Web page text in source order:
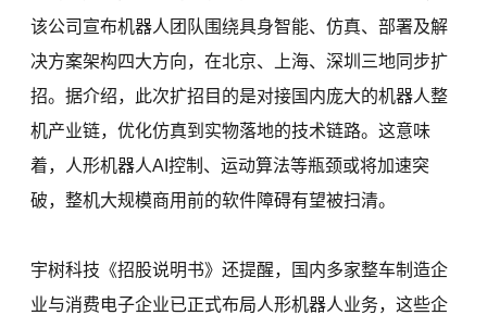
该公司宣布机器人团队围绕具身智能、仿真、部署及解
决方案架构四大方向，在北京、上海、深圳三地同步扩
招。据介绍，此次扩招目的是对接国内庞大的机器人整
机产业链，优化仿真到实物落地的技术链路。这意味
着，人形机器人AI控制、运动算法等瓶颈或将加速突
破，整机大规模商用前的软件障碍有望被扫清。
宇树科技《招股说明书》还提醒，国内多家整车制造企
业与消费电子企业已正式布局人形机器人业务，这些企